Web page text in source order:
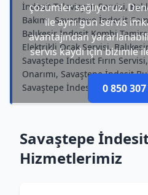
çözümler sağlıyoruz.
ile aynı gün servis
avantajından
servis kaydı için bizimle
0 850
İndesit Televizyon Servisi,
Bakımı, Savaştepe İndesit
Balıkesir İndesit Kombi
Elektrikli Ocak Servisi,
Savaştepe İndesit Fırın
Onarımı, Savaştepe İndesit
Savaştepe İndesit Mikrodalga
Savaştepe
Hizmetlerimiz